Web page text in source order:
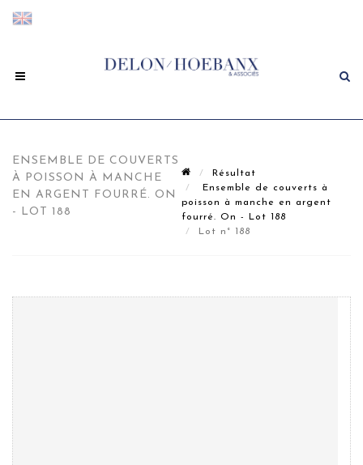
ENSEMBLE DE COUVERTS
À POISSON À MANCHE
EN ARGENT FOURRÉ. ON
- LOT 188
Résultat
Ensemble de couverts à
poisson à manche en argent
fourré. On - Lot 188
Lot n° 188